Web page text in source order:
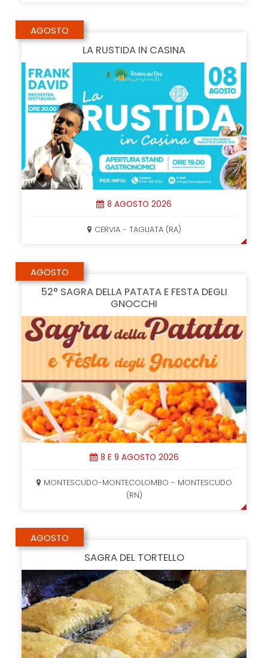
AGOSTO
LA RUSTIDA IN CASINA
8 AGOSTO 2026
CERVIA - TAGLIATA (RA)
AGOSTO
52° SAGRA DELLA PATATA E FESTA DEGLI
GNOCCHI
8 E 9 AGOSTO 2026
MONTESCUDO-MONTECOLOMBO - MONTESCUDO
(RN)
AGOSTO
SAGRA DEL TORTELLO